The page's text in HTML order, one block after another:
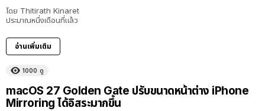
โดย Thitirath Kinaret
ประมาณหนึ่งเดือนที่แล้ว
อ่านเพิ่มเติม
1000 ดู
macOS 27 Golden Gate ปรับขนาดหน้าต่าง iPhone
Mirroring ได้อิสระมากขึ้น